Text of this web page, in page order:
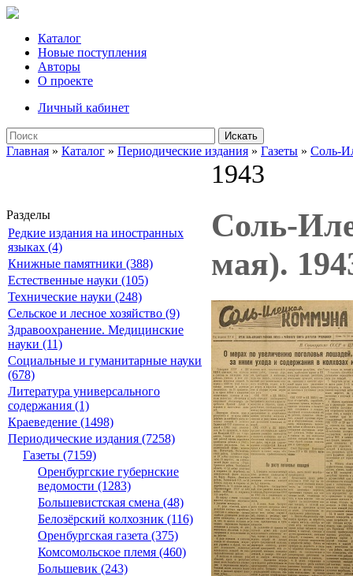
Каталог
Новые поступления
Авторы
О проекте
Личный кабинет
Искать
Главная » Каталог » Периодические издания » Газеты » Соль-
Разделы
Редкие издания на иностранных
языках (4)
Книжные памятники (388)
Естественные науки (105)
Технические науки (248)
Сельское и лесное хозяйство (9)
Здравоохранение. Медицинские
науки (11)
Социальные и гуманитарные науки
(678)
Литература универсального
содержания (1)
Краеведение (1498)
Периодические издания (7258)
Газеты (7159)
Оренбургские губернские
ведомости (1283)
Большевистская смена (48)
Белозёрский колхозник (116)
Оренбургская газета (375)
Комсомольское племя (460)
Большевик (243)
1943
Соль-
мая).